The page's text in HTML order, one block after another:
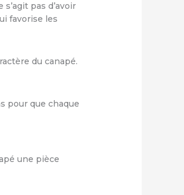
pas d’avoir
favorise les
du canapé.
pour que chaque
une pièce